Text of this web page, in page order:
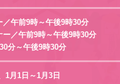
午前9時～午後9時30分
／午前9時～午後9時30分
分～午後9時30分
1月1日～1月3日